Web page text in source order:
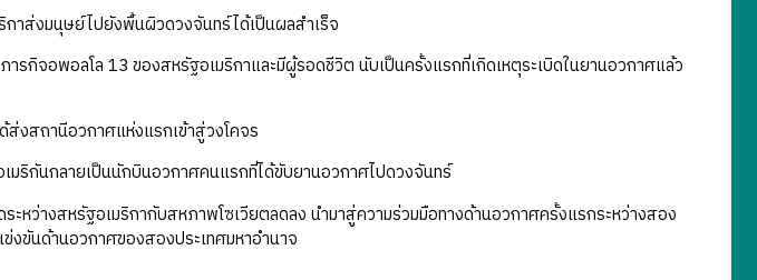
กาส่งมนุษย์ไปยังพื้นผิวดวงจันทร์ได้เป็นผลสำเร็จ
ภารกิจอพอลโล 13 ของสหรัฐอเมริกาและมีผู้รอดชีวิต นับเป็นครั้งแรกที่เกิดเหตุระเบิดในยานอวกาศแล้ว
ส่งสถานีอวกาศแห่งแรกเข้าสู่วงโคจร
มริกันกลายเป็นนักบินอวกาศคนแรกที่ได้ขับยานอวกาศไปดวงจันทร์
ะหว่างสหรัฐอเมริกากับสหภาพโซเวียตลดลง นำมาสู่ความร่วมมือทางด้านอวกาศครั้งแรกระหว่างสอง
นด้านอวกาศของสองประเทศมหาอำนาจ